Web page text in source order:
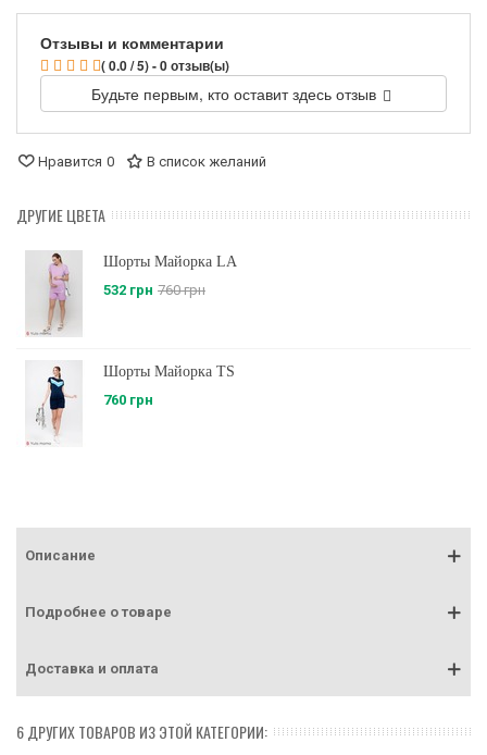
Отзывы и комментарии
( 0.0 / 5) - 0 отзыв(ы)
Будьте первым, кто оставит здесь отзыв
Нравится 0 В список желаний
ДРУГИЕ ЦВЕТА
Шорты Майорка LA
532 грн 760 грн
Шорты Майорка TS
760 грн
Описание
Подробнее о товаре
Доставка и оплата
6 ДРУГИХ ТОВАРОВ ИЗ ЭТОЙ КАТЕГОРИИ: